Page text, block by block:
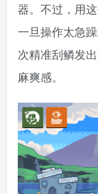
源杂烩
热度
网
器。不过，用
一旦操作太急
次精准刮鳞发
麻爽感。